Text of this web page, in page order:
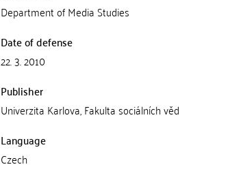
Department of Media Studies
Date of defense
22. 3. 2010
Publisher
Univerzita Karlova, Fakulta sociálních věd
Language
Czech